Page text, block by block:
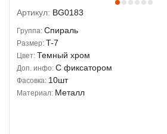
Артикул: BG0183
Группа: Спираль
Размер: T-7
Цвет: Темный хром
Доп. инфо: С фиксатором
Фасовка: 10шт
Материал: Металл